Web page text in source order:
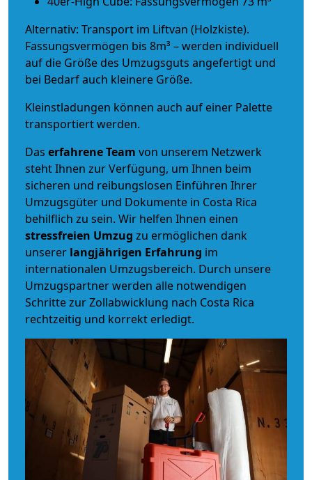
Alternativ: Transport im Liftvan (Holzkiste).
Fassungsvermögen bis 8m³ – werden individuell
auf die Größe des Umzugsguts angefertigt und
bei Bedarf auch kleinere Größe.
Kleinstladungen können auch auf einer Palette
transportiert werden.
Das erfahrene Team von unserem Netzwerk
steht Ihnen zur Verfügung, um Ihnen beim
sicheren und reibungslosen Einführen Ihrer
Umzugsgüter und Dokumente in Costa Rica
behilflich zu sein. Wir helfen Ihnen einen
stressfreien Umzug zu ermöglichen dank
unserer langjährigen Erfahrung im
internationalen Umzugsbereich. Durch unsere
Umzugspartner werden alle notwendigen
Schritte zur Zollabwicklung nach Costa Rica
rechtzeitig und korrekt erledigt.